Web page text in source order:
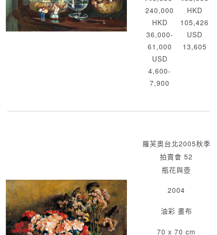
240,000
HKD
36,000-
61,000
USD
4,600-
7,900
HKD
105,426
USD
13,605
羅芙奧台北2005秋季
拍賣會 52
瓶花與壺
2004
油彩 畫布
70 x 70 cm